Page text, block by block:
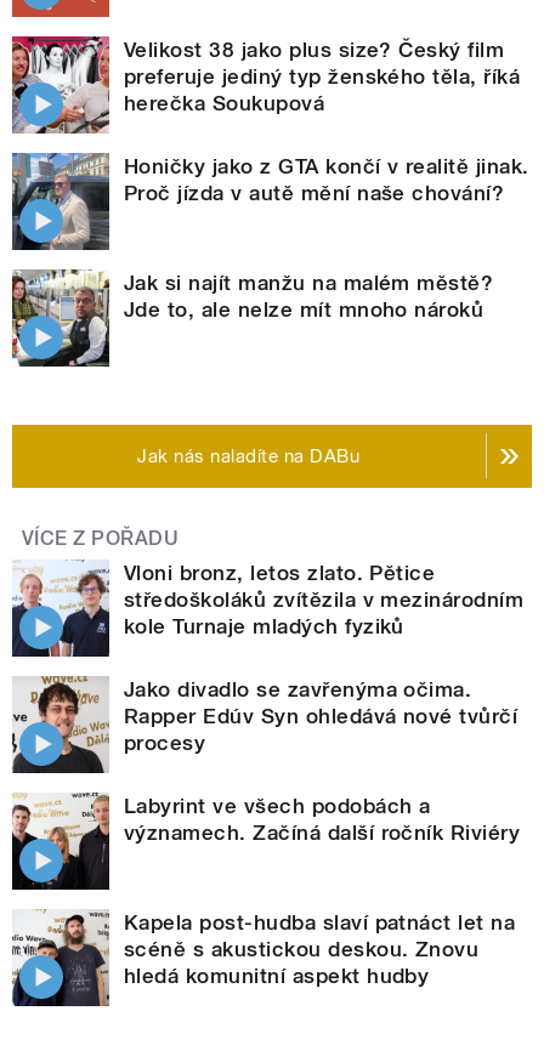
Velikost 38 jako plus size? Český film
preferuje jediný typ ženského těla, říká
herečka Soukupová
Honičky jako z GTA končí v realitě jinak.
Proč jízda v autě mění naše chování?
Jak si najít manžu na malém městě?
Jde to, ale nelze mít mnoho nároků
Jak nás naladíte na DABu
VÍCE Z POŘADU
Vloni bronz, letos zlato. Pětice
středoškoláků zvítězila v mezinárodním
kole Turnaje mladých fyziků
Jako divadlo se zavřenýma očima.
Rapper Edúv Syn ohledává nové tvůrčí
procesy
Labyrint ve všech podobách a
významech. Začíná další ročník Riviéry
Kapela post-hudba slaví patnáct let na
scéně s akustickou deskou. Znovu
hledá komunitní aspekt hudby